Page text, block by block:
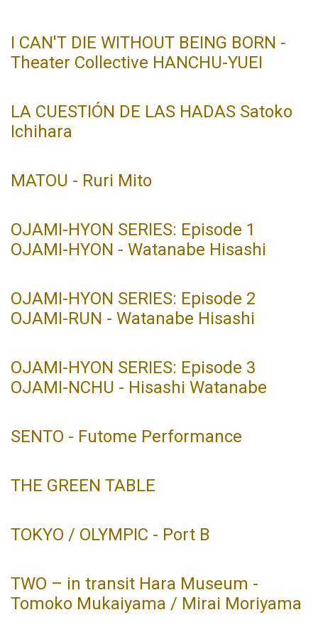
I CAN'T DIE WITHOUT BEING BORN -
Theater Collective HANCHU-YUEI
LA CUESTIÓN DE LAS HADAS Satoko
Ichihara
MATOU - Ruri Mito
OJAMI-HYON SERIES: Episode 1
OJAMI-HYON - Watanabe Hisashi
OJAMI-HYON SERIES: Episode 2
OJAMI-RUN - Watanabe Hisashi
OJAMI-HYON SERIES: Episode 3
OJAMI-NCHU - Hisashi Watanabe
SENTO - Futome Performance
THE GREEN TABLE
TOKYO / OLYMPIC - Port B
TWO – in transit Hara Museum -
Tomoko Mukaiyama / Mirai Moriyama